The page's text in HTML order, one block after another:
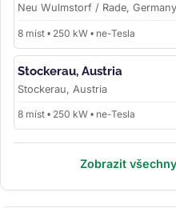
Neu Wulmstorf / Rade, Germany
8 míst • 250 kW • ne-Tesla
Stockerau, Austria
Stockerau, Austria
8 míst • 250 kW • ne-Tesla
Zobrazit